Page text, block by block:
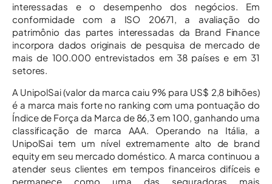
interessadas e o desempenho dos negócios. Em
conformidade com a ISO 20671, a avaliação do
patrimônio das partes interessadas da Brand Finance
incorpora dados originais de pesquisa de mercado de
mais de 100.000 entrevistados em 38 países e em 31
setores.
A UnipolSai (valor da marca caiu 9% para US$ 2,8 bilhões)
é a marca mais forte no ranking com uma pontuação do
Índice de Força da Marca de 86,3 em 100, ganhando uma
classificação de marca AAA. Operando na Itália, a
UnipolSai tem um nível extremamente alto de brand
equity em seu mercado doméstico. A marca continuou a
atender seus clientes em tempos financeiros difíceis e
permanece como uma das seguradoras mais